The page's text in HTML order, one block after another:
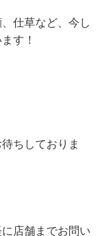
仕草など、今し
す！
ちしておりま
店舗までお問い